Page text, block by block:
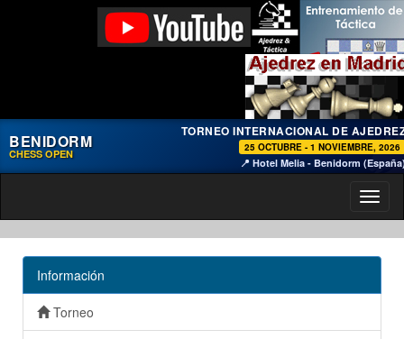
BENIDORM
CHESS OPEN
TORNEO INTERNACIONAL DE
25 OCTUBRE - 1 NOVIEMBRE, 2026
📍 Hotel Melia - Benidorm
Información
Torneo